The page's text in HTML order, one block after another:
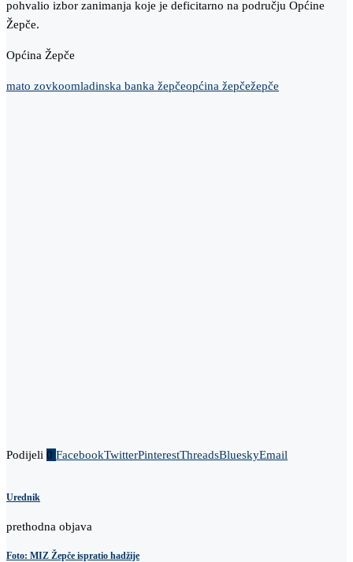
pohvalio izbor zanimanja koje je deficitarno na području Općine
Žepče.
Općina Žepče
mato zovkoomladinska banka žepčeopćina žepčežepče
Podijeli 0 FacebookTwitterPinterestThreadsBlueskyEmail
Urednik
prethodna objava
Foto: MIZ Žepče ispratio hadžije